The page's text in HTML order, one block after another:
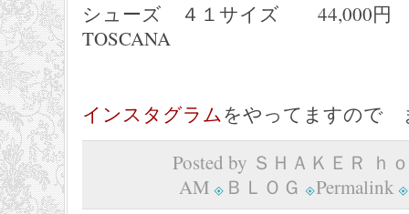
シューズ ４１サイズ 44,000円
TOSCANA
インスタグラムをやってますので
Posted by ＳＨＡＫＥＲ ｈ
AM
ＢＬＯＧ Permalink